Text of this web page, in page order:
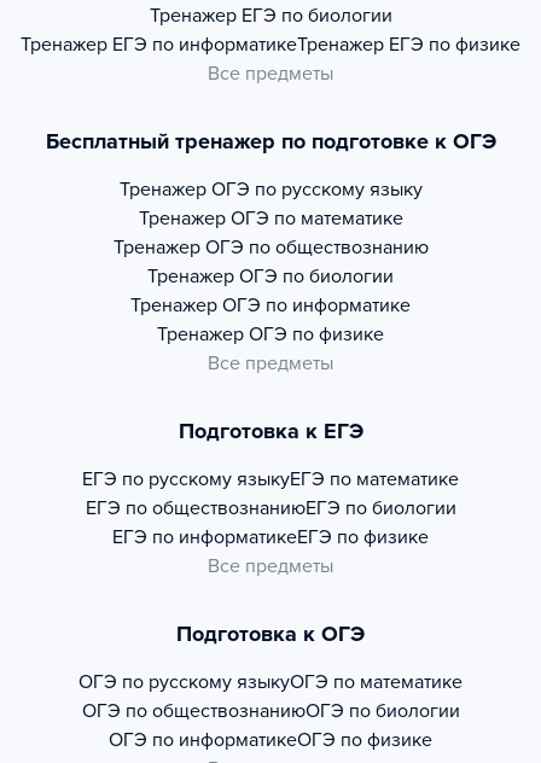
Тренажер ЕГЭ по биологии
Тренажер ЕГЭ по информатикеТренажер ЕГЭ по физике
Все предметы
Бесплатный тренажер по подготовке к ОГЭ
Тренажер ОГЭ по русскому языку
Тренажер ОГЭ по математике
Тренажер ОГЭ по обществознанию
Тренажер ОГЭ по биологии
Тренажер ОГЭ по информатике
Тренажер ОГЭ по физике
Все предметы
Подготовка к ЕГЭ
ЕГЭ по русскому языкуЕГЭ по математике
ЕГЭ по обществознаниюЕГЭ по биологии
ЕГЭ по информатикеЕГЭ по физике
Все предметы
Подготовка к ОГЭ
ОГЭ по русскому языкуОГЭ по математике
ОГЭ по обществознаниюОГЭ по биологии
ОГЭ по информатикеОГЭ по физике